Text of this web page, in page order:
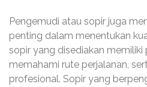
Pengemudi atau sopir juga
penting dalam menentukan
sopir yang disediakan
memahami rute perjalanan,
profesional. Sopir yang